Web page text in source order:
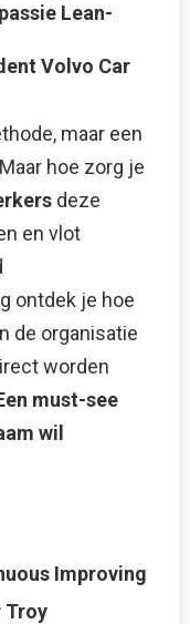
Lean-
Volvo Car
maar een
hoe zorg je
deze
en vlot
ontdek je hoe
de organisatie
worden
must-see
wil
Improving
Troy